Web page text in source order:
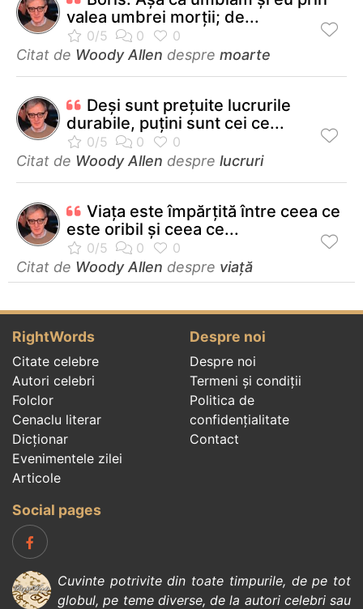
valea umbrei morţii; de...
Citat de Woody Allen despre moarte
Deşi sunt preţuite lucrurile
durabile, puţini sunt cei ce...
Citat de Woody Allen despre lucruri
Viaţa este împărţită între ceea ce
este oribil şi ceea ce...
Citat de Woody Allen despre viață
RightWords
Citate celebre
Autori celebri
Folclor
Cenaclu literar
Dicționar
Evenimentele zilei
Articole
Despre noi
Despre noi
Termeni și condiții
Politica de
confidenţialitate
Contact
Social pages
Cuvinte potrivite din toate timpurile, de pe tot
globul, pe teme diverse, de la autori celebrisau